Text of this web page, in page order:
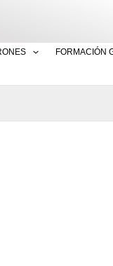
FORMACIÓN